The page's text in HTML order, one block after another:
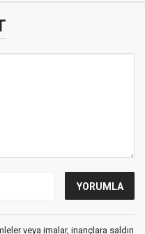
veya imalar, inançlara saldırı